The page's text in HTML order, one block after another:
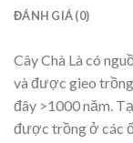
ĐÁNH GIÁ (0)
Cây Chà Là có
và được gieo
đây >1000 năm.
được trồng ở các